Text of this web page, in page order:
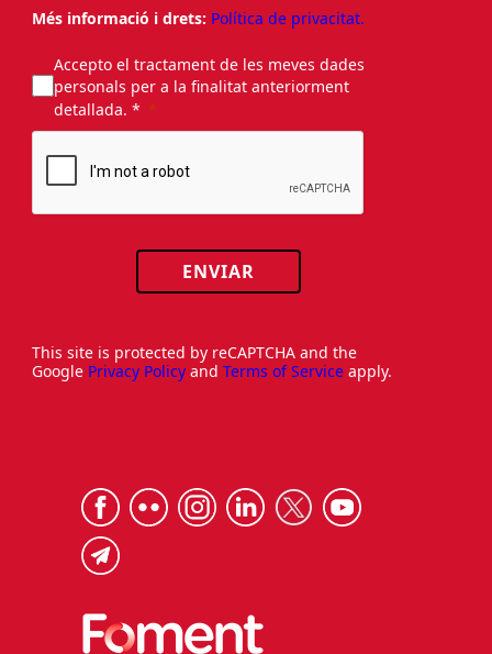
Més informació i drets: Política de privacitat.
Accepto el tractament de les meves dades
personals per a la finalitat anteriorment
detallada. *
ENVIAR
This site is protected by reCAPTCHA and the
Google Privacy Policy and Terms of Service apply.